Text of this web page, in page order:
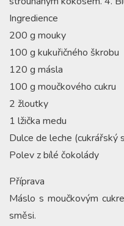
Ingredience
200 g mouky
100 g kukuřičného škrobu
120 g másla
100 g moučkového cukru
2 žloutky
1 lžička medu
Dulce de leche (cukrářský
Polev z bílé čokolády
Příprava
Máslo s moučkovým
směsi.